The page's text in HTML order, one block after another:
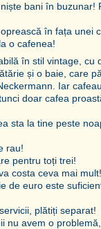
bani în buzunar!
în fața unei
o cafenea!
în stil vintage, cu
și o baie, care
Iar
doar cafea
sta la tine peste
rau!
pentru toți trei!
costa ceva mai mult!
de euro este
plătiți separat!
nu avem o